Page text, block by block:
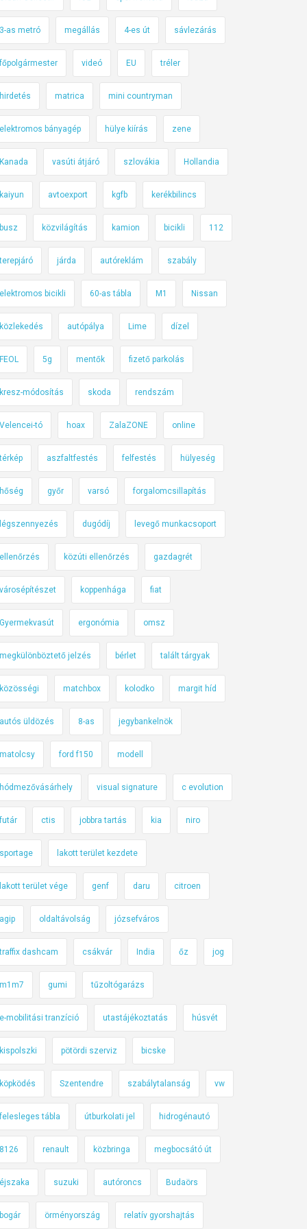
3-as metró megállás 4-es út sávlezárás
főpolgármester videó EU tréler
hirdetés matrica mini countryman
elektromos bányagép hülye kiírás zene
Kanada vasúti átjáró szlovákia Hollandia
kaiyun avtoexport kgfb kerékbilincs
busz közvilágítás kamion bicikli 112
terepjáró járda autóreklám szabály
elektromos bicikli 60-as tábla M1 Nissan
közlekedés autópálya Lime dízel
FEOL 5g mentők fizető parkolás
kresz-módosítás skoda rendszám
Velencei-tó hoax ZalaZONE online
térkép aszfaltfestés felfestés hülyeség
hőség győr varsó forgalomcsillapítás
légszennyezés dugódíj levegő munkacsoport
ellenőrzés közúti ellenőrzés gazdagrét
városépítészet koppenhága fiat
Gyermekvasút ergonómia omsz
megkülönböztető jelzés bérlet talált tárgyak
közösségi matchbox kolodko margit híd
autós üldözés 8-as jegybankelnök
matolcsy ford f150 modell
hódmezővásárhely visual signature c evolution
futár ctis jobbra tartás kia niro
sportage lakott terület kezdete
lakott terület vége genf daru citroen
agip oldaltávolság józsefváros
traffix dashcam csákvár India őz jog
m1m7 gumi tűzoltógarázs
e-mobilitási tranzíció utastájékoztatás húsvét
kispolszki pötördi szerviz bicske
köpködés Szentendre szabálytalanság vw
felesleges tábla útburkolati jel hidrogénautó
8126 renault közbringa megbocsátó út
éjszaka suzuki autóroncs Budaörs
bogár örményország relatív gyorshajtás